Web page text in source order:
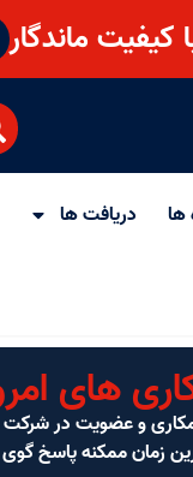
کیفیت ماندگار
ها دریافت ها
های
و عضویت در شرکت
زمان ممکنه پاسخ